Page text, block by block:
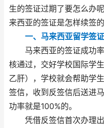
生的签证过期了要怎么办
来西亚的签证是怎样续签的
一、马来西亚留学签
马来西亚的签证成功率
核通过，交好学校国际学
乙肝），学校就会帮助学
签信，收到反签信后送进
功率就是100%的。
凭借反签信首次办理出